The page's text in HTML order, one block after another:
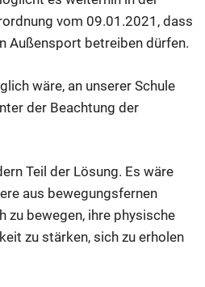
vom 09.01.2021, dass
Außensport betreiben dürfen.
wäre, an unserer Schule
der Beachtung der
Teil der Lösung. Es wäre
aus bewegungsfernen
zu bewegen, ihre physische
zu stärken, sich zu erholen